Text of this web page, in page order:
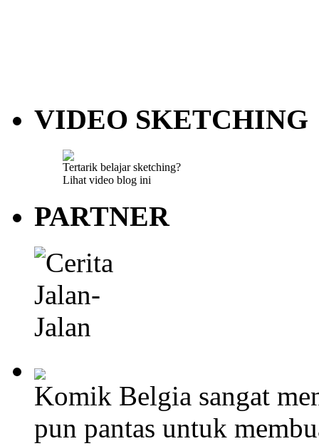
VIDEO SKETCHING
Tertarik belajar sketching?
Lihat video blog ini
PARTNER
Komik Belgia sangat
pun pantas untuk